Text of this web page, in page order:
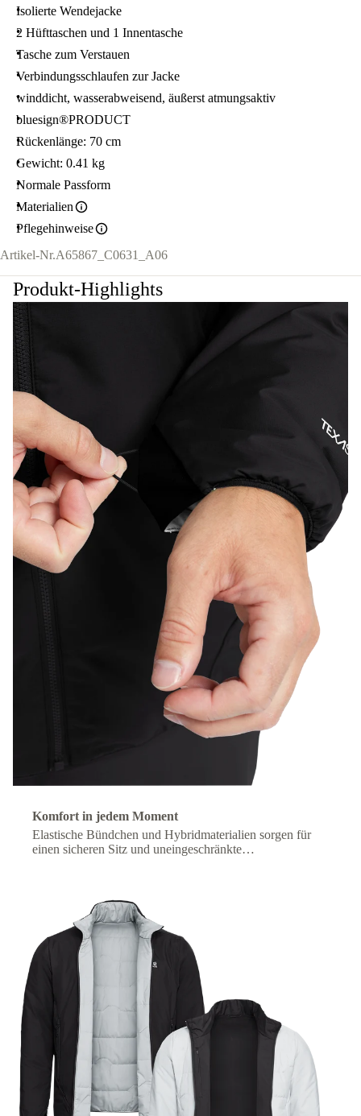
Isolierte Wendejacke
2 Hüfttaschen und 1 Innentasche
Tasche zum Verstauen
Verbindungsschlaufen zur Jacke
winddicht, wasserabweisend, äußerst atmungsaktiv
bluesign®PRODUCT
Rückenlänge: 70 cm
Gewicht: 0.41 kg
Normale Passform
Materialien
Pflegehinweise
Artikel-Nr.A65867_C0631_A06
Produkt-Highlights
Komfort in jedem Moment
Elastische Bündchen und Hybridmaterialien sorgen für
einen sicheren Sitz und uneingeschränkte